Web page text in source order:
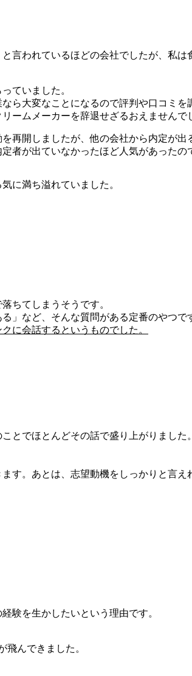
言われているほどの会社でしたが、私
ていました。
ら大変なことになるので評判や口コミを
ームメーカーを辞退せざるおえませんで
再開しましたが、他の会社から内定が出
者が出ていなかったほど人気があった
に満ち溢れていました。
ちてしまうそうです。
」など、そんな質問がある定番のやつで
に会話するというものでした。
とでほとんどその話で盛り上がりました
す。あとは、志望動機をしっかりと言え
験を生かしたいという理由です。
んできました。